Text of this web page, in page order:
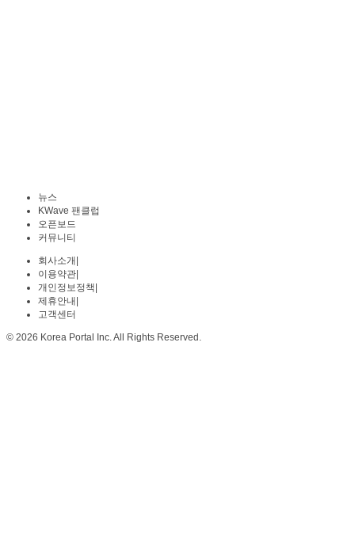
뉴스
KWave 팬클럽
오픈보드
커뮤니티
회사소개
이용약관
개인정보정책
제휴안내
고객센터
© 2026 Korea Portal Inc. All Rights Reserved.